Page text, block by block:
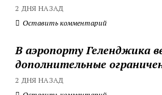
2 ДНЯ НАЗАД
Оставить комментарий
В аэропорту Геленджика
дополнительные
2 ДНЯ НАЗАД